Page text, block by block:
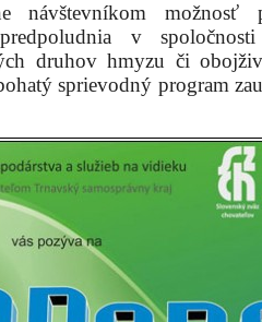
návštevníkom možnosť
v
druhov hmyzu či
sprievodný program